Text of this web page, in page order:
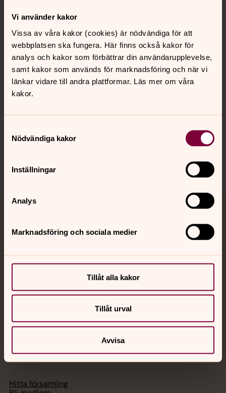
Vi använder kakor
Vissa av våra kakor (cookies) är nödvändiga för att
webbplatsen ska fungera. Här finns också kakor för
analys och kakor som förbättrar din användarupplevelse,
samt kakor som används för marknadsföring och när vi
länkar vidare till andra plattformar. Läs mer om våra
kakor.
Nödvändiga kakor
Inställningar
Analys
Marknadsföring och sociala medier
Tillåt alla kakor
Tillåt urval
Avvisa
Kalender
Hitta snabbt
Sociala kanaler
Akut samtals- och krisstöd. Prata eller chatta anonymt
Digitalt brev
Svenska kyrkan
Hitta församling